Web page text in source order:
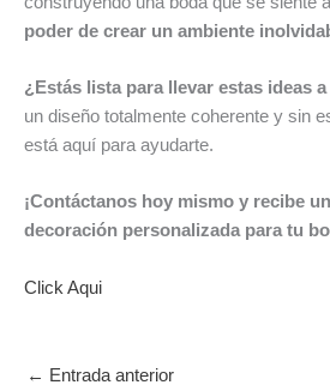
poder de crear un ambiente
¿Estás lista para llevar estas ideas
un diseño totalmente coherente y sin
está aquí para ayudarte.
¡Contáctanos hoy mismo y recibe
decoración personalizada para tu
Click Aqui
← Entrada anterior